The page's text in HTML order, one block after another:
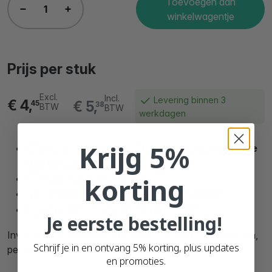
winkelwagentje
Prijs per stuk
€ 5,38
Incl.
BTW
€ 4,45
Excl.
BTW
Levering binnen 3
werkdagen
Op werkdagen voor 21:00 uur besteld,
dezelfde
dag verzonden
Niet goed,
geld terug
Al meer dan 90.000 tevreden klanten
is mogelijk
Invoice enclosed label, 101,6mm x 38,1mm, 300 etiketten,
permanent
Krijg 5%
korting
Je eerste bestelling!
Schrijf je in en ontvang 5% korting, plus updates
en promoties.